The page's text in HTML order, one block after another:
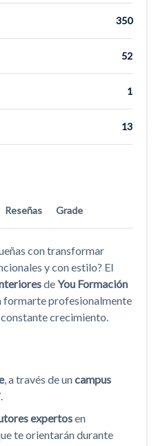
Reseñas Grade
con transformar
y con estilo? El
deYou Formación
formarte profesionalmente
crecimiento.
, a través de uncampus
expertosen
te orientarán durante
350
52
1
13